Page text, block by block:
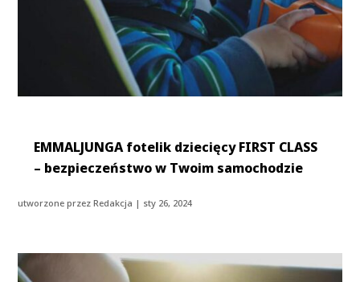
EMMALJUNGA fotelik dziecięcy FIRST CLASS
– bezpieczeństwo w Twoim samochodzie
utworzone przezRedakcja | sty 26, 2024